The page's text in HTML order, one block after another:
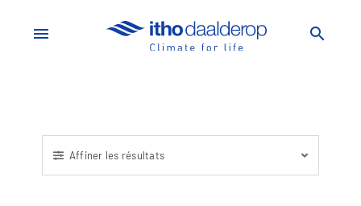
menu search
Affiner les résultats